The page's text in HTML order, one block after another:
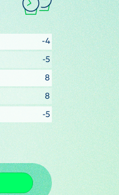
-4
-5
8
8
-5